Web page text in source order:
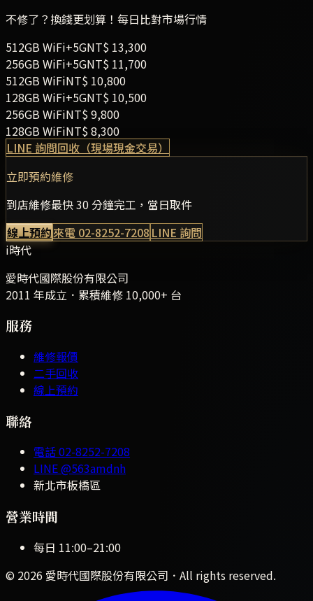
不修了？換錢更划算！每日比對市場行情
512GBWiFi+5GNT$ 13,300
256GBWiFi+5GNT$ 11,700
512GBWiFiNT$ 10,800
128GBWiFi+5GNT$ 10,500
256GBWiFiNT$9,800
128GBWiFiNT$8,300
LINE 詢問回收（現場現金交易）
立即預約維修
到店維修最快 30 分鐘完工，當日取件
線上預約來電 02-8252-7208 LINE 詢問
i時代
愛時代國際股份有限公司
2011 年成立．累積維修 10,000+ 台
服務
維修報價
二手回收
線上預約
聯絡
電話02-8252-7208
LINE@563amdnh
新北市板橋區
營業時間
每日 11:00–21:00
© 2026 愛時代國際股份有限公司 ．All rights reserved.